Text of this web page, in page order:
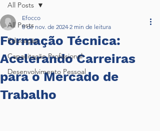
All Posts
Educação
Capacitação Profissional
Desenvolvimento Pessoal
All Posts
Formação Técnica:
Acelerando Carreiras
para o Mercado de
Trabalho
Efocco
8 de nov. de 2024 2 min de leitura